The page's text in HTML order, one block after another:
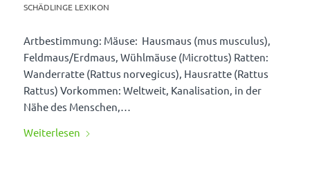
SCHÄD­LINGE LEXIKON
Artbe­stim­mung: Mäuse: Haus­maus (mus musculus),
Feldmaus/Erdmaus, Wühl­mäuse (Microttus) Ratten:
Wander­ratte (Rattus norve­gicus), Haus­ratte (Rattus
Rattus) Vorkommen: Welt­weit, Kana­li­sa­tion, in der
Nähe des Menschen,…
Weiter­lesen